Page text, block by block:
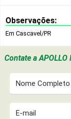
Observações:
Em Cascavel/PR
Contate aAPOLLO